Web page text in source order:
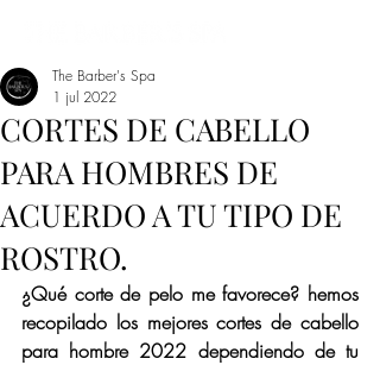
CORTES DE CABELLO
PARA HOMBRES DE
ACUERDO A TU TIPO DE
ROSTRO.
The Barber's Spa
1 jul 2022
¿Qué corte de pelo me favorece? hemos
recopilado los mejores cortes de cabello
para hombre 2022 dependiendo de tu